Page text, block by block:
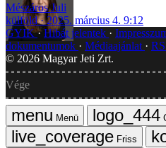
Mészáros Juli
külföld
2025. március 4. 9:12
GYIK Hibát jelentek
dokumentumok
Médiaajánlat
© 2026 Magyar Jeti Zrt.
Vége
Menü
Friss